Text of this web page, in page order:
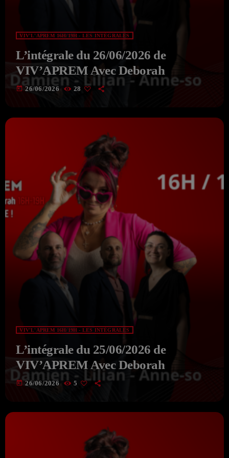
VIV'L'APREM 16H/19H - LES INTÉGRALES
L’intégrale du 26/06/2026 de
VIV’APREM Avec Deborah
today 26/06/2026 28
VIV'L'APREM 16H/19H - LES INTÉGRALES
L’intégrale du 25/06/2026 de
VIV’APREM Avec Deborah
today 26/06/2026 5